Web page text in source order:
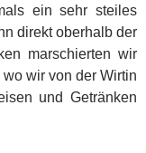
ein sehr steiles
direkt oberhalb der
marschierten wir
wir von der Wirtin
und Getränken